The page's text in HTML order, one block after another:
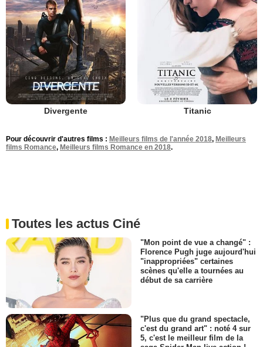
Divergente Titanic
Pour découvrir d'autres films : Meilleurs films de l'année 2018, Meilleurs
films Romance, Meilleurs films Romance en 2018.
Toutes les actus Ciné
"Mon point de vue a changé" :
Florence Pugh juge aujourd'hui
"inappropriées" certaines
scènes qu'elle a tournées au
début de sa carrière
"Plus que du grand spectacle,
c'est du grand art" : noté 4 sur
5, c'est le meilleur film de la